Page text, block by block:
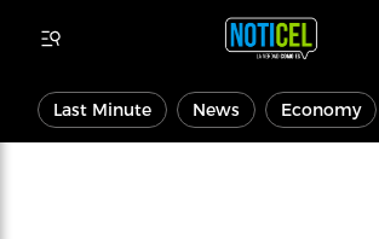
Last Minute News Economy